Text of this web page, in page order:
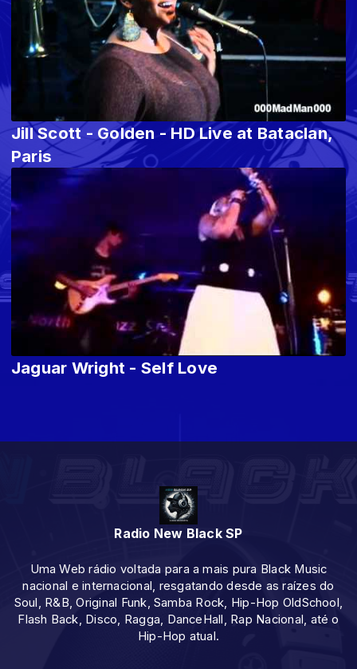
Jill Scott - Golden - HD Live at Bataclan,
Paris
Jaguar Wright - Self Love
Radio New Black SP
Uma Web rádio voltada para a mais pura Black Music
nacional e internacional, resgatando desde as raízes do
Soul, R&B, Original Funk, Samba Rock, Hip-Hop OldSchool,
Flash Back, Disco, Ragga, DanceHall, Rap Nacional, até o
Hip-Hop atual.